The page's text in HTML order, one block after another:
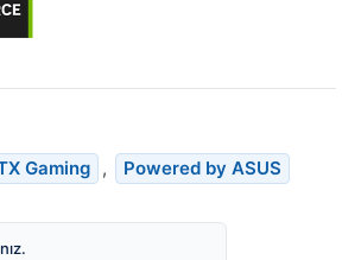
Gaming ,
Powered by ASUS